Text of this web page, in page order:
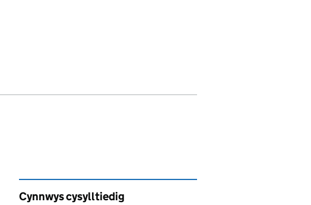
Cynnwys cysylltiedig